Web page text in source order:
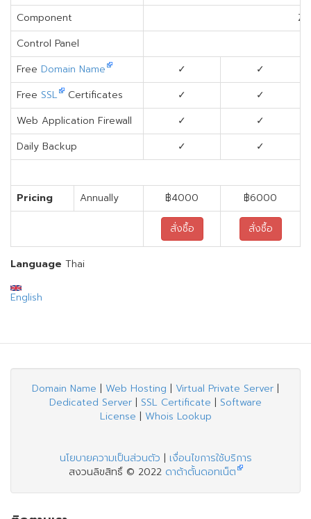
Component
Control Panel
Free Domain Name ✓
✓
Free SSL Certificates ✓
✓
Web Application Firewall
✓
✓
Daily Backup
✓ ✓
Pricing Annually ฿4000 ฿6000
สั่งซื้อ สั่งซื้อ
Language Thai
English
Domain Name | Web Hosting | Virtual Private Server |
Dedicated Server | SSL Certificate | Software
License | Whois Lookup
นโยบายความเป็นส่วนตัว | เงื่อนไขการใช้บริการ
สงวนลิขสิทธิ์ © 2022 ดาต้าตั้นดอทเน็ต